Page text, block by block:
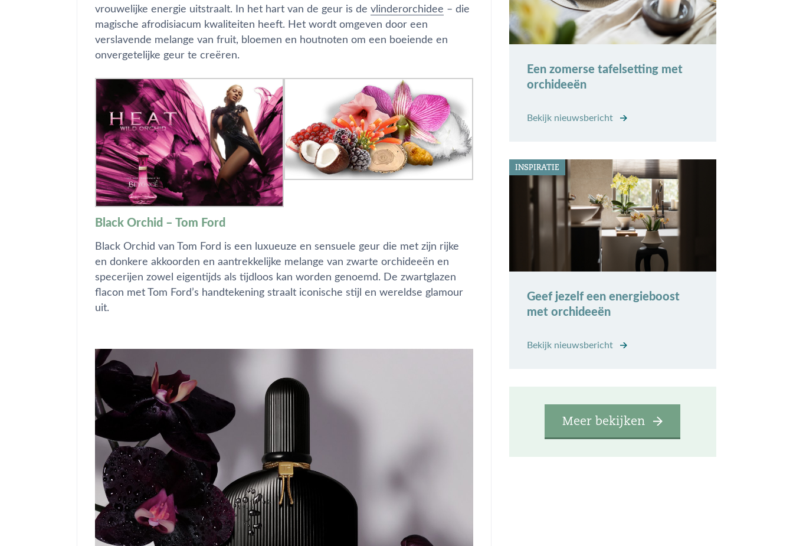
vrouwelijke energie uitstraalt. In het hart van de geur is de vlinderorchidee – die
magische afrodisiacum kwaliteiten heeft. Het wordt omgeven door een
verslavende melange van fruit, bloemen en houtnoten om een boeiende en
onvergetelijke geur te creëren.
Black Orchid – Tom Ford
Black Orchid van Tom Ford is een luxueuze en sensuele geur die met zijn rijke
en donkere akkoorden en aantrekkelijke melange van zwarte orchideeën en
specerijen zowel eigentijds als tijdloos kan worden genoemd. De zwartglazen
flacon met Tom Ford’s handtekening straalt iconische stijl en wereldse glamour
uit.
Een zomerse tafelsetting met
orchideeën
Bekijk nieuwsbericht
INSPIRATIE
Geef jezelf een energieboost
met orchideeën
Bekijk nieuwsbericht
Meer bekijken